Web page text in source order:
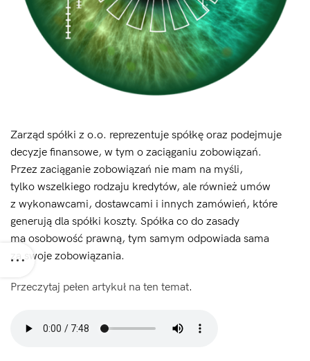
Zarząd spółki z o.o. reprezentuje spółkę oraz podejmuje
decyzje finansowe, w tym o zaciąganiu zobowiązań.
Przez zaciąganie zobowiązań nie mam na myśli,
tylko wszelkiego rodzaju kredytów, ale również umów
z wykonawcami, dostawcami i innych zamówień, które
generują dla spółki koszty. Spółka co do zasady
ma osobowość prawną, tym samym odpowiada sama
za swoje zobowiązania.
Przeczytaj pełen artykuł na ten temat.